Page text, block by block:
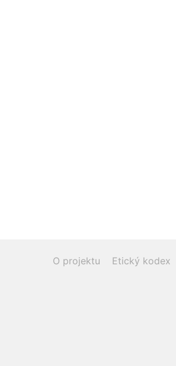
O projektu Etický kodex